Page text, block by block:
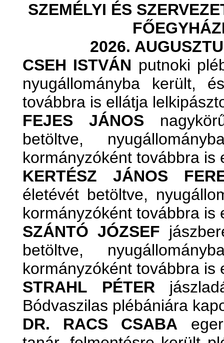
SZEMÉLYI ÉS
2026.
CSEH ISTVÁN putnoki
nyugállományba került,
továbbra is ellátja
FEJES JÁNOS
betöltve,
kormányzóként továbbra is
KERTÉSZ JÁNOS
életévét betöltve,
kormányzóként továbbra is
SZÁNTÓ JÓZSEF
betöltve,
kormányzóként továbbra is
STRAHL PÉTER
Bódvaszilas plébániára
DR. RACS CSABA